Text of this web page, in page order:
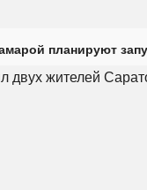
планируют